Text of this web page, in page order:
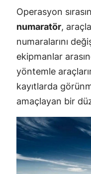
Operasyon
numaratör,
numaralarını
ekipmanlar
yöntemle
kayıtlarda
amaçlayan bir